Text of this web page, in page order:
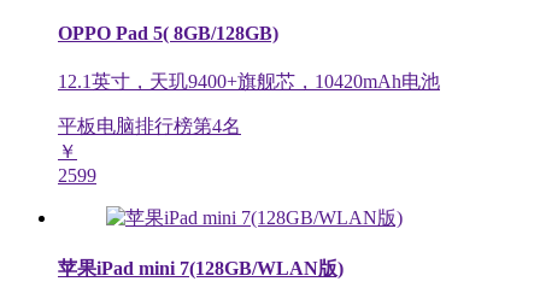
OPPO Pad 5( 8GB/128GB)
12.1英寸，天玑9400+旗舰芯，10420mAh电池
平板电脑排行榜第4名
￥
2599
苹果iPad mini 7(128GB/WLAN版)